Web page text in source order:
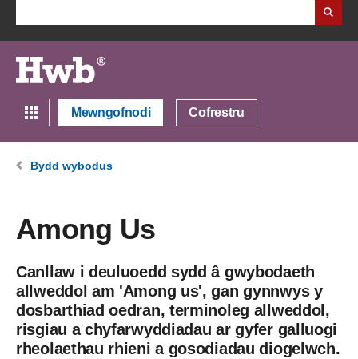
Mewngofnodi Cofrestru
Bydd wybodus
Among Us
Canllaw i deuluoedd sydd â gwybodaeth
allweddol am 'Among us', gan gynnwys y
dosbarthiad oedran, terminoleg allweddol,
risgiau a chyfarwyddiadau ar gyfer galluogi
rheolaethau rhieni a gosodiadau diogelwch.